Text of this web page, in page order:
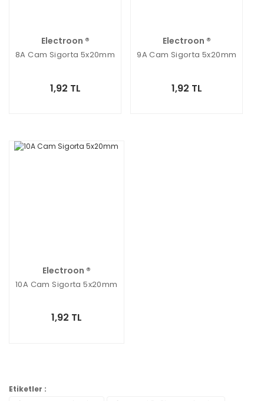
Electroon ®
8A Cam Sigorta 5x20mm
1,92 TL
Electroon ®
9A Cam Sigorta 5x20mm
1,92 TL
Electroon ®
10A Cam Sigorta 5x20mm
1,92 TL
Etiketler :